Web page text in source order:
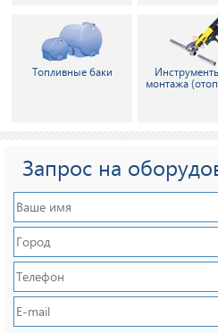
Топливные баки
монтажа
Запрос на